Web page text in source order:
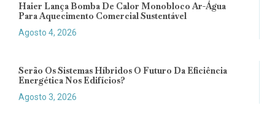
Haier Lança Bomba De Calor Monobloco Ar-Água
Para Aquecimento Comercial Sustentável
Agosto 4, 2026
Serão Os Sistemas Híbridos O Futuro Da Eficiência
Energética Nos Edifícios?
Agosto 3, 2026